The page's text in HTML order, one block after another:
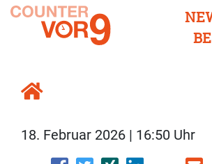
18. Februar 2026 | 16:50 Uhr